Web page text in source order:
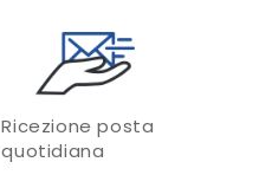
Ricezione posta
quotidiana